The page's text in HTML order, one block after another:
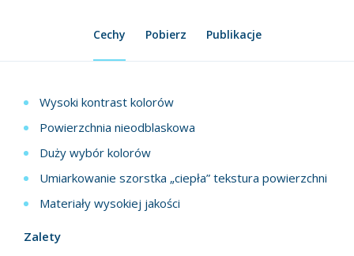
Cechy Pobierz Publikacje
Wysoki kontrast kolorów
Powierzchnia nieodblaskowa
Duży wybór kolorów
Umiarkowanie szorstka „ciepła” tekstura powierzchni
Materiały wysokiej jakości
Zalety